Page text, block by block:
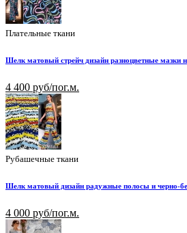
Плательные ткани
Шелк матовый стрейч дизайн разноцветные мазки
4 400 руб/пог.м.
Рубашечные ткани
Шелк матовый дизайн радужные полосы и черно-
4 000 руб/пог.м.